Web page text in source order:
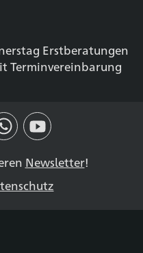
Erstberatungen
Terminvereinbarung
Newsletter!